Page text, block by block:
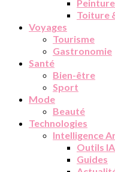
Toiture
Voyages
Tourisme
Gastronomie
Santé
Bien-être
Sport
Mode
Beauté
Technologies
Intelligence
Outils IA
Guides